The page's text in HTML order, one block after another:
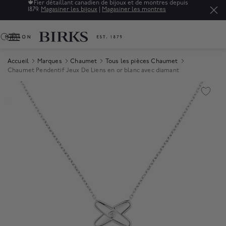
🍁 Fier détaillant canadien de bijoux et de montres depuis
1879. Magasiner les bijoux Magasiner les montres
0
Accueil Marques Chaumet
Tous les pièces Chaumet
Chaumet Pendentif Jeux De Liens en or blanc avec diamant
Product Images